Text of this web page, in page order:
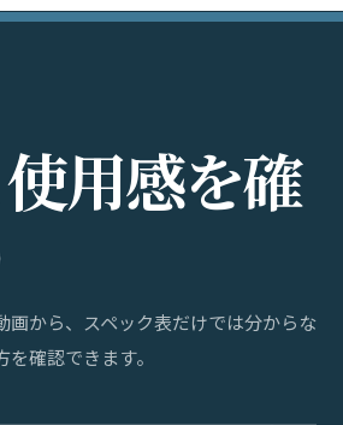
使用感を確
画から、スペック表だけでは分からな
確認できます。